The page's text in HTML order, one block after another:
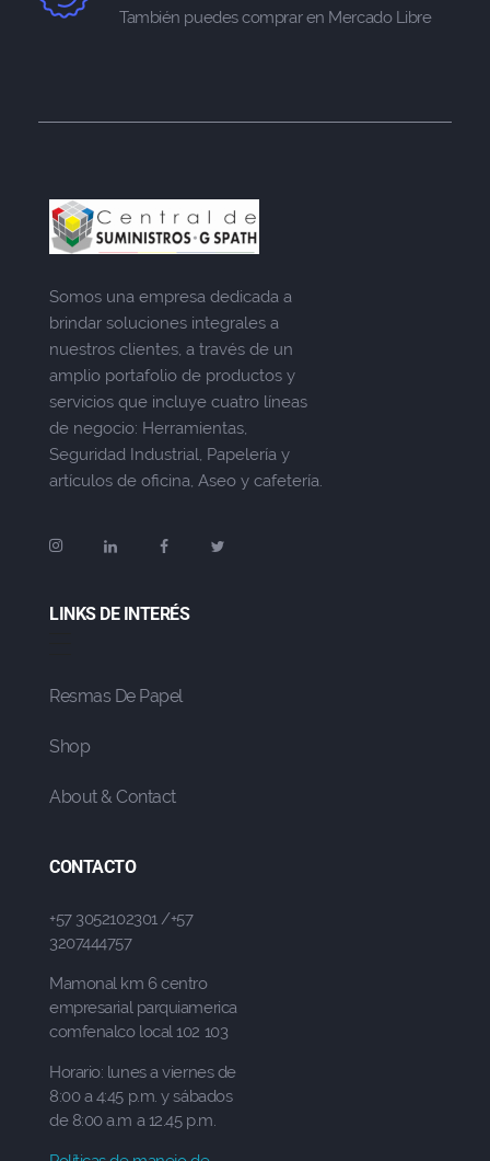
También puedes comprar en Mercado Libre
Somos una empresa dedicada a
brindar soluciones integrales a
nuestros clientes, a través de un
amplio portafolio de productos y
servicios que incluye cuatro líneas
de negocio: Herramientas,
Seguridad Industrial, Papelería y
artículos de oficina, Aseo y cafetería.
LINKS DE INTERÉS
Resmas De Papel
Shop
About & Contact
CONTACTO
+57 3052102301 /+57
3207444757
Mamonal km 6 centro
empresarial parquiamerica
comfenalco local 102 103
Horario: lunes a viernes de
8:00 a 4:45 p.m. y sábados
de 8:00 a.m a 12.45 p.m.